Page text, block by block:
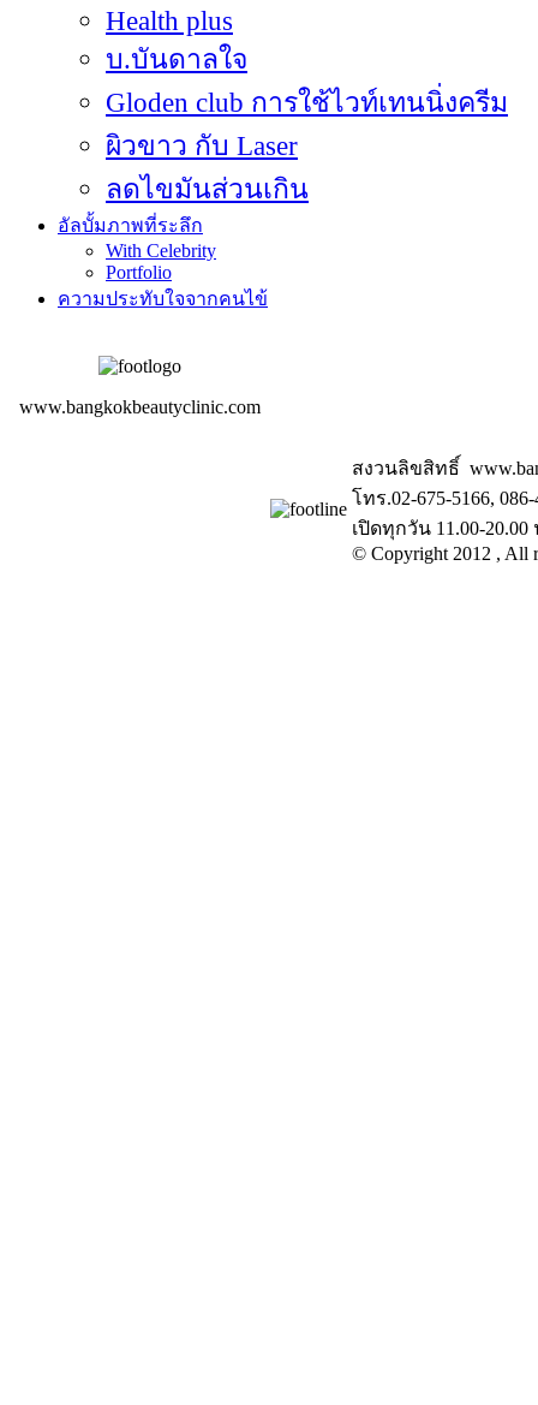
Health plus
บ.บันดาลใจ
Gloden club การใช้ไวท์เทนนิ่งครีม
ผิวขาว กับ Laser
ลดไขมันส่วนเกิน
อัลบั้มภาพที่ระลึก
With Celebrity
Portfolio
ความประทับใจจากคนไข้
www.bangkokbeautyclinic.com
สงวนลิขสิทธิ์
โทร.02-675-5166,
เปิดทุกวัน 11.00-20.00
© Copyright 2012 , All